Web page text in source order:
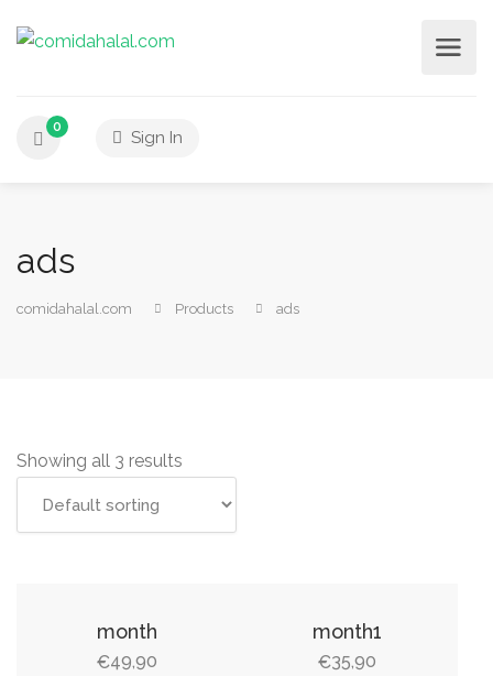
0
Sign In
ads
comidahalal.com Products ads
Showing all 3 results
month
€49,90
month1
€35,90